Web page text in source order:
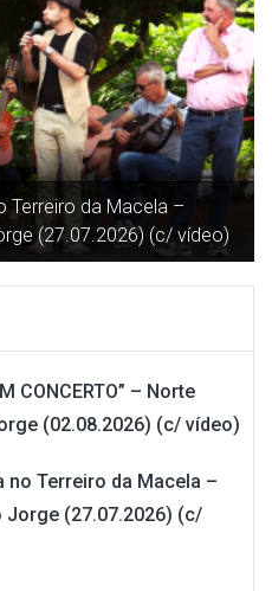
Terreiro da Macela –
(27.07.2026) (c/ vídeo)
CONCERTO” – Norte
(02.08.2026) (c/ vídeo)
no Terreiro da Macela –
Jorge (27.07.2026) (c/